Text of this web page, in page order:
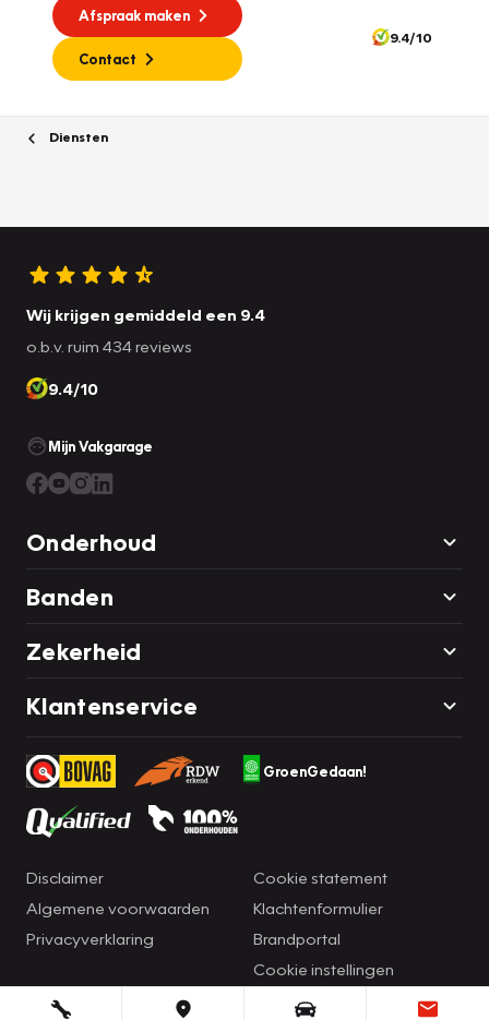
Afspraak maken
Contact
9.4/10
Diensten
Wij krijgen gemiddeld een 9.4
o.b.v. ruim 434 reviews
9.4/10
Mijn Vakgarage
Onderhoud
Banden
Zekerheid
Klantenservice
GroenGedaan!
Disclaimer
Algemene voorwaarden
Privacyverklaring
Cookie statement
Klachtenformulier
Brandportal
Cookie instellingen